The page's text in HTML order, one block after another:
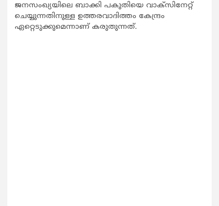
ജനസംഖ്യയിലെ ബാക്കി പകുതിയെ വാക്സിനേറ്റ്
ചെയ്യുന്നതിനുള്ള ഉത്തരവാദിത്തം കേന്ദ്രം
ഏറ്റെടുക്കുമെന്നാണ് കരുതുന്നത്.